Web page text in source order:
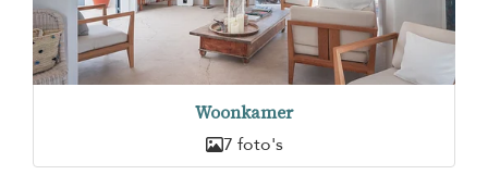
Woonkamer
7 foto's